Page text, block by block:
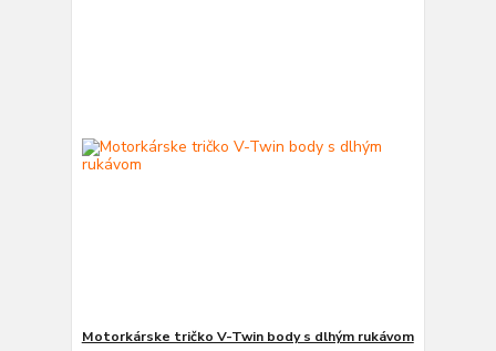
Motorkárske tričko V-Twin body s dlhým rukávom